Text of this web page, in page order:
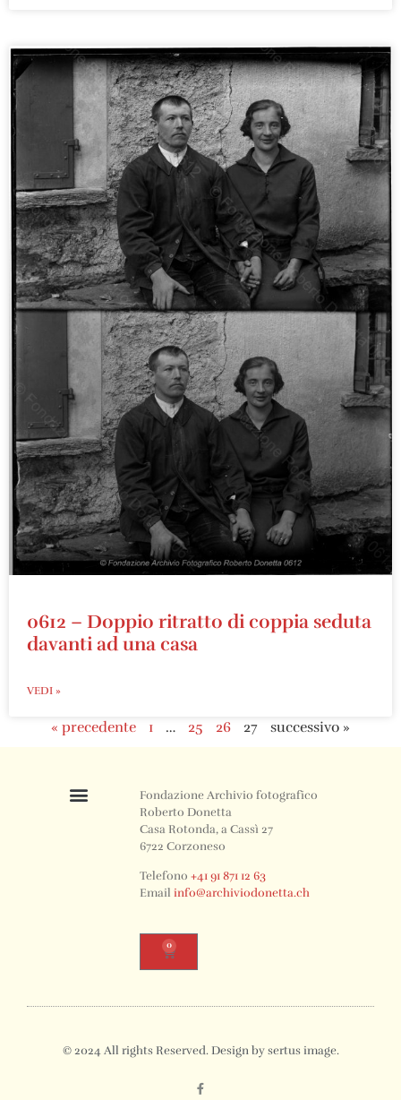
0612 – Doppio ritratto di coppia seduta
davanti ad una casa
VEDI »
« precedente 1 … 25 26 27 successivo »
Fondazione Archivio fotografico
Roberto Donetta
Casa Rotonda, a Cassì 27
6722 Corzoneso
Telefono+41 91 871 12 63
Emailinfo@archiviodonetta.ch
0
© 2024 All rights Reserved. Design by sertus image.